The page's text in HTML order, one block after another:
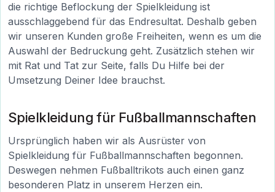
die richtige Beflockung der Spielkleidung ist
ausschlaggebend für das Endresultat. Deshalb geben
wir unseren Kunden große Freiheiten, wenn es um die
Auswahl der Bedruckung geht. Zusätzlich stehen wir
mit Rat und Tat zur Seite, falls Du Hilfe bei der
Umsetzung Deiner Idee brauchst.
Spielkleidung für Fußballmannschaften
Ursprünglich haben wir als Ausrüster von
Spielkleidung für Fußballmannschaften begonnen.
Deswegen nehmen Fußballtrikots auch einen ganz
besonderen Platz in unserem Herzen ein.